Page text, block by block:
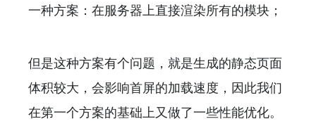
一种方案：在服务器上直接渲染所有的模块；
但是这种方案有个问题，就是生成的静态页面
体积较大，会影响首屏的加载速度，因此我们
在第一个方案的基础上又做了一些性能优化。